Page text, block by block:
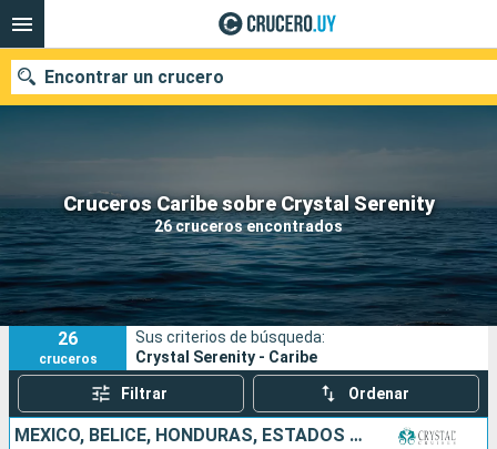
Cruceros Caribe sobre Crystal Serenity
26 cruceros encontrados
Encontrar un crucero
Nuestros destinos
Fecha de salida
Puertos Compañías
Buscar
26
cruceros
Sus criterios de búsqueda:
Crystal Serenity - Caribe
Filtrar Ordenar
MÉXICO, BELICE, HONDURAS, ESTADOS UNIDOS